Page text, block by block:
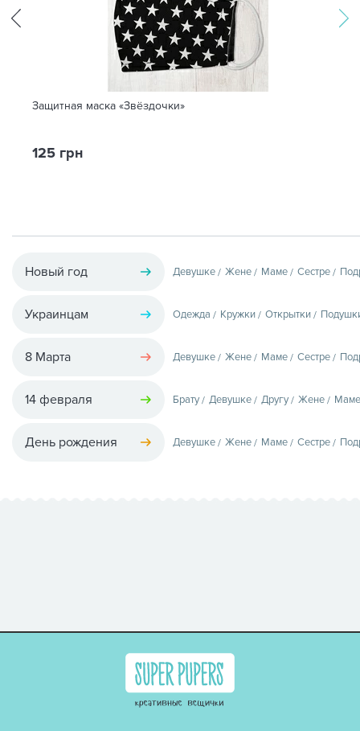
Защитная маска «Звёздочки»
125 грн
Новый год Девушке Жене Маме Сестре
Украинцам Одежда Кружки Открытки
8 Марта Девушке Жене Маме Сестре
14 февраля Брату Девушке Другу Жене Маме
День рождения Девушке Жене Маме Сестре